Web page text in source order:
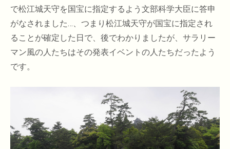
で松江城天守を国宝に指定するよう文部科学大臣に答申
がなされました…、つまり松江城天守が国宝に指定され
ることが確定した日で、後でわかりましたが、サラリー
マン風の人たちはその発表イベントの人たちだったよう
です。